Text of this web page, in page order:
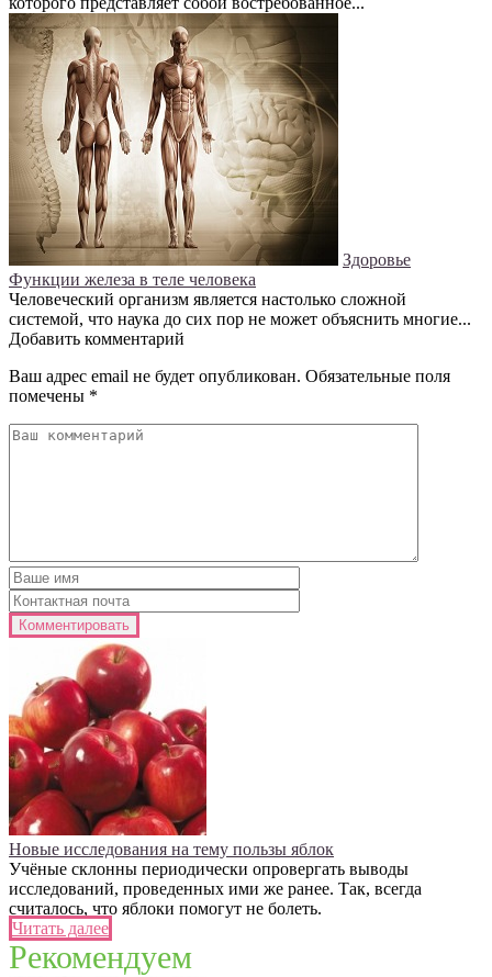
Здоровье
Функции железа в теле человека
Человеческий организм является настолько сложной
системой, что наука до сих пор не может объяснить многие...
Добавить комментарий
Ваш адрес email не будет опубликован. Обязательные поля
помечены *
Новые исследования на тему пользы яблок
Учёные склонны периодически опровергать выводы
исследований, проведенных ими же ранее. Так, всегда
считалось, что яблоки помогут не болеть.
Читать далее
Рекомендуем